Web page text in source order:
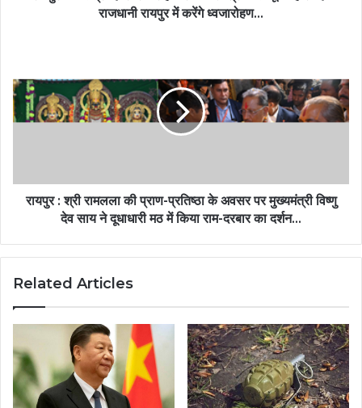
राजधानी रायपुर में करेंगे ध्वजारोहण...
रायपुर : श्री रामलला की प्राण-प्रतिष्ठा के अवसर पर मुख्यमंत्री विष्णु
देव साय ने दूधाधारी मठ में किया राम-दरबार का दर्शन...
Related Articles